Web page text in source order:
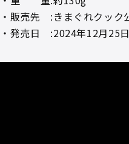
・販売先 :きまぐれクック
・発売日 :2024年12月25